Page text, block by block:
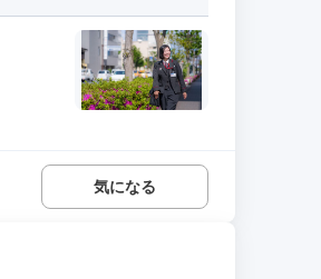
気になる